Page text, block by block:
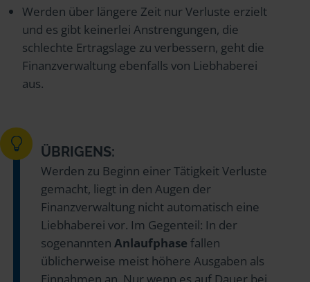
Werden über längere Zeit nur Verluste erzielt
und es gibt keinerlei Anstrengungen, die
schlechte Ertragslage zu verbessern, geht die
Finanzverwaltung ebenfalls von Liebhaberei
aus.
ÜBRIGENS:
Werden zu Beginn einer Tätigkeit Verluste
gemacht, liegt in den Augen der
Finanzverwaltung nicht automatisch eine
Liebhaberei vor. Im Gegenteil: In der
sogenannten Anlaufphase fallen
üblicherweise meist höhere Ausgaben als
Einnahmen an. Nur wenn es auf Dauer bei